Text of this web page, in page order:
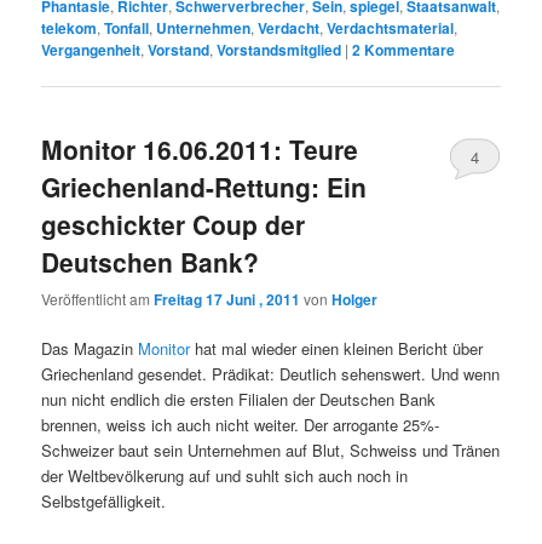
Phantasie, Richter,Schwerverbrecher,Sein,spiegel,Staatsanwalt,
telekom,Tonfall, Unternehmen,Verdacht,Verdachtsmaterial,
Vergangenheit,Vorstand,Vorstandsmitglied |2Kommentare
Monitor 16.06.2011: Teure
Griechenland-Rettung: Ein
geschickter Coup der
Deutschen Bank?
Veröffentlicht amFreitag 17 Juni , 2011 vonHolger
4
Das Magazin Monitorhat mal wieder einen kleinen Bericht über
Griechenland gesendet. Prädikat: Deutlich sehenswert. Und wenn
nun nicht endlich die ersten Filialen der Deutschen Bank
brennen, weiss ich auch nicht weiter. Der arrogante 25%-
Schweizer baut sein Unternehmen auf Blut, Schweiss und Tränen
der Weltbevölkerung auf und suhlt sich auch noch in
Selbstgefälligkeit.